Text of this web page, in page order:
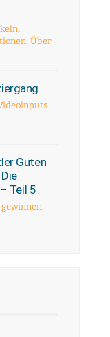
,
, Über
Guten
Teil 5
,